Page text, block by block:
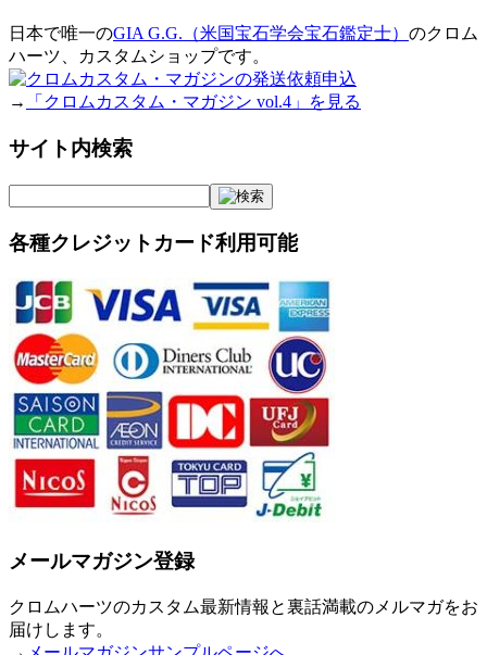
日本で唯一のGIA G.G.（米国宝石学会宝石鑑定士） のクロム
ハーツ、カスタムショップです。
→ 「クロムカスタム・マガジン vol.4」を見る
サイト内検索
各種クレジットカード利用可能
メールマガジン登録
クロムハーツのカスタム最新情報と裏話満載のメルマガをお
届けします。